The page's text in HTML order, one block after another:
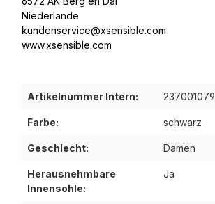
Niederlande
kundenservice@xsensible.com
www.xsensible.com
Artikelnummer Intern: 237001079
Farbe: schwarz
Geschlecht: Damen
Herausnehmbare
Innensohle:
Ja